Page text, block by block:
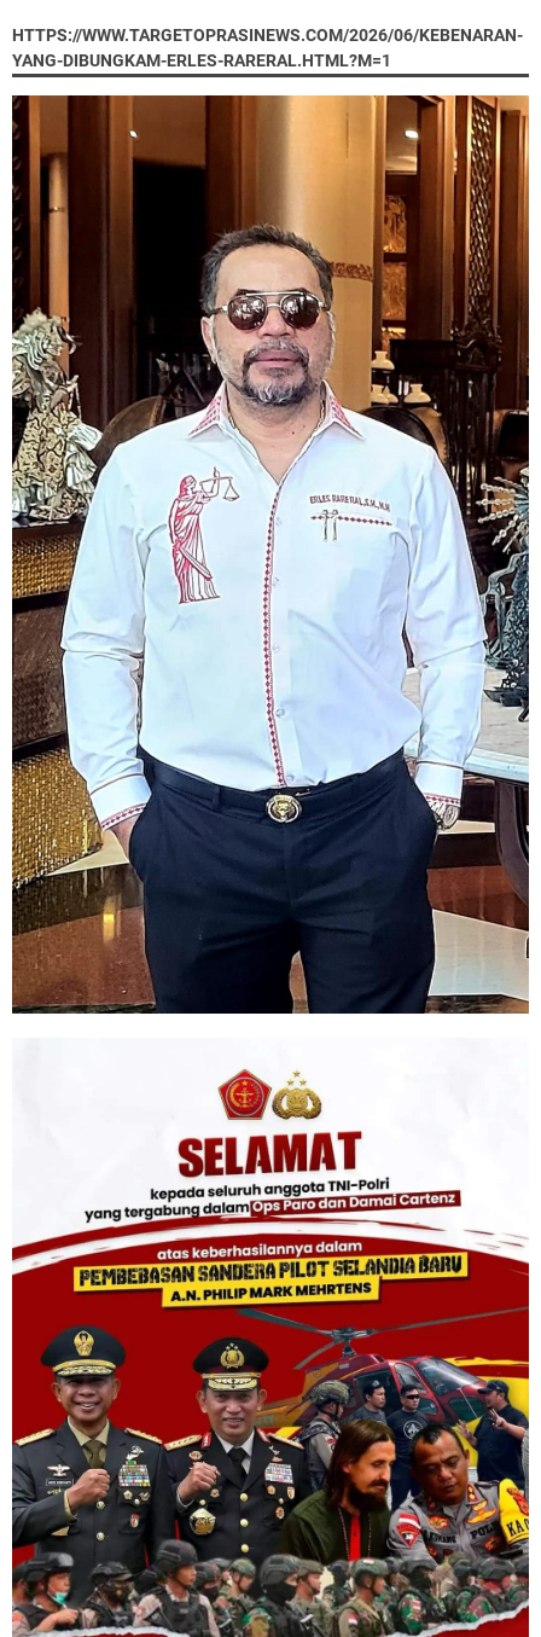
HTTPS://WWW.TARGETOPRASINEWS.COM/2026/06/KEBENARAN-
YANG-DIBUNGKAM-ERLES-RARERAL.HTML?M=1